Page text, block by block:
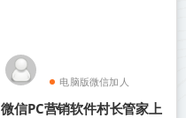
电脑版微信加人
电脑微信营销软件
微信PC营销软件村长管家上